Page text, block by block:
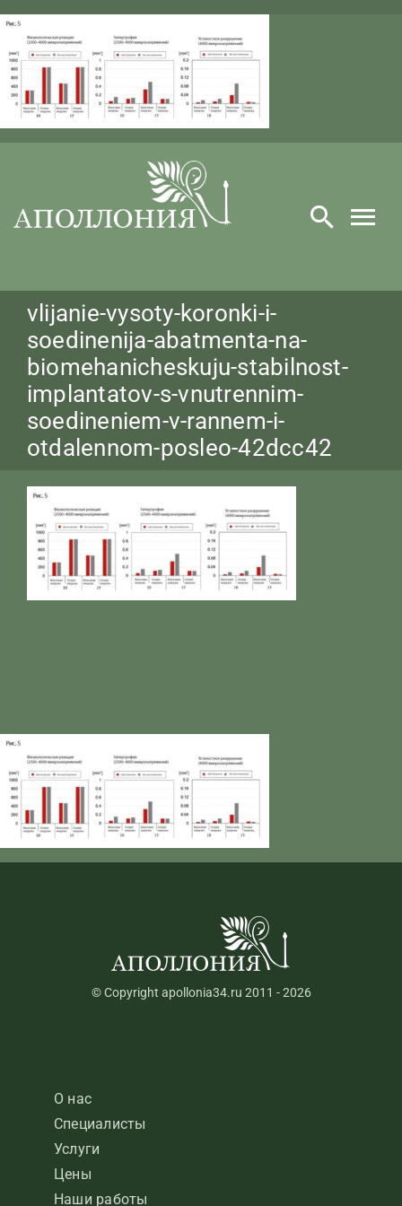
to
content
vlijanie-vysoty-koronki-i-
soedinenija-abatmenta-na-
biomehanicheskuju-stabilnost-
implantatov-s-vnutrennim-
soedineniem-v-rannem-i-
otdalennom-posleo-42dcc42
© Copyright apollonia34.ru 2011 - 2026
О нас
Специалисты
Услуги
Цены
Наши работы